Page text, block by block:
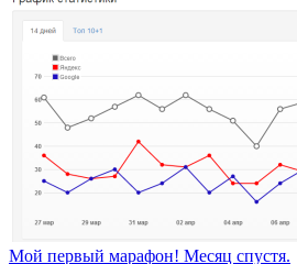
Мой первый марафон! Месяц спустя.